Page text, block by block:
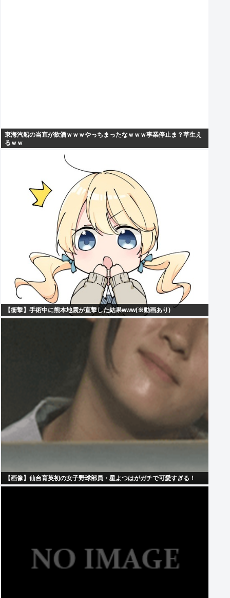
東海汽船の当直が飲酒ｗｗｗやっちまったなｗｗｗ事業停止ま？草生え
るｗｗ
【衝撃】手術中に熊本地震が直撃した結果www(※動画あり)
【画像】仙台育英初の女子野球部員・星よつはがガチで可愛すぎる！